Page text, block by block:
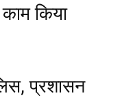
किया
प्रशासन